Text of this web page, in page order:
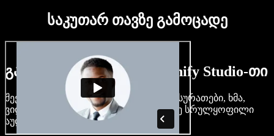
საკუთარ თავზე გამოცადე
გაიგე, რას შეძლებ Speechify Studio-თი
შექმენი გახმოვანება, დაამატე უფასო სურათები, ხმა,
ვიდეო, დააკლონირე შენი ხმა — ააწყე სრულყოფილი
აუდიო-ვიდეო პროექტები.